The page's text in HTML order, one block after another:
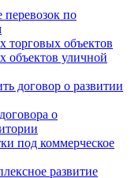
по
торговых объектов
объектов уличной
договор о развитии
о
под коммерческое
развитие